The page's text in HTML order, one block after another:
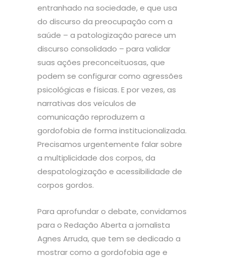
entranhado na sociedade, e que usa
do discurso da preocupação com a
saúde – a patologização parece um
discurso consolidado – para validar
suas ações preconceituosas, que
podem se configurar como agressões
psicológicas e físicas. E por vezes, as
narrativas dos veículos de
comunicação reproduzem a
gordofobia de forma institucionalizada.
Precisamos urgentemente falar sobre
a multiplicidade dos corpos, da
despatologização e acessibilidade de
corpos gordos.
Para aprofundar o debate, convidamos
para o Redação Aberta a jornalista
Agnes Arruda, que tem se dedicado a
mostrar como a gordofobia age e